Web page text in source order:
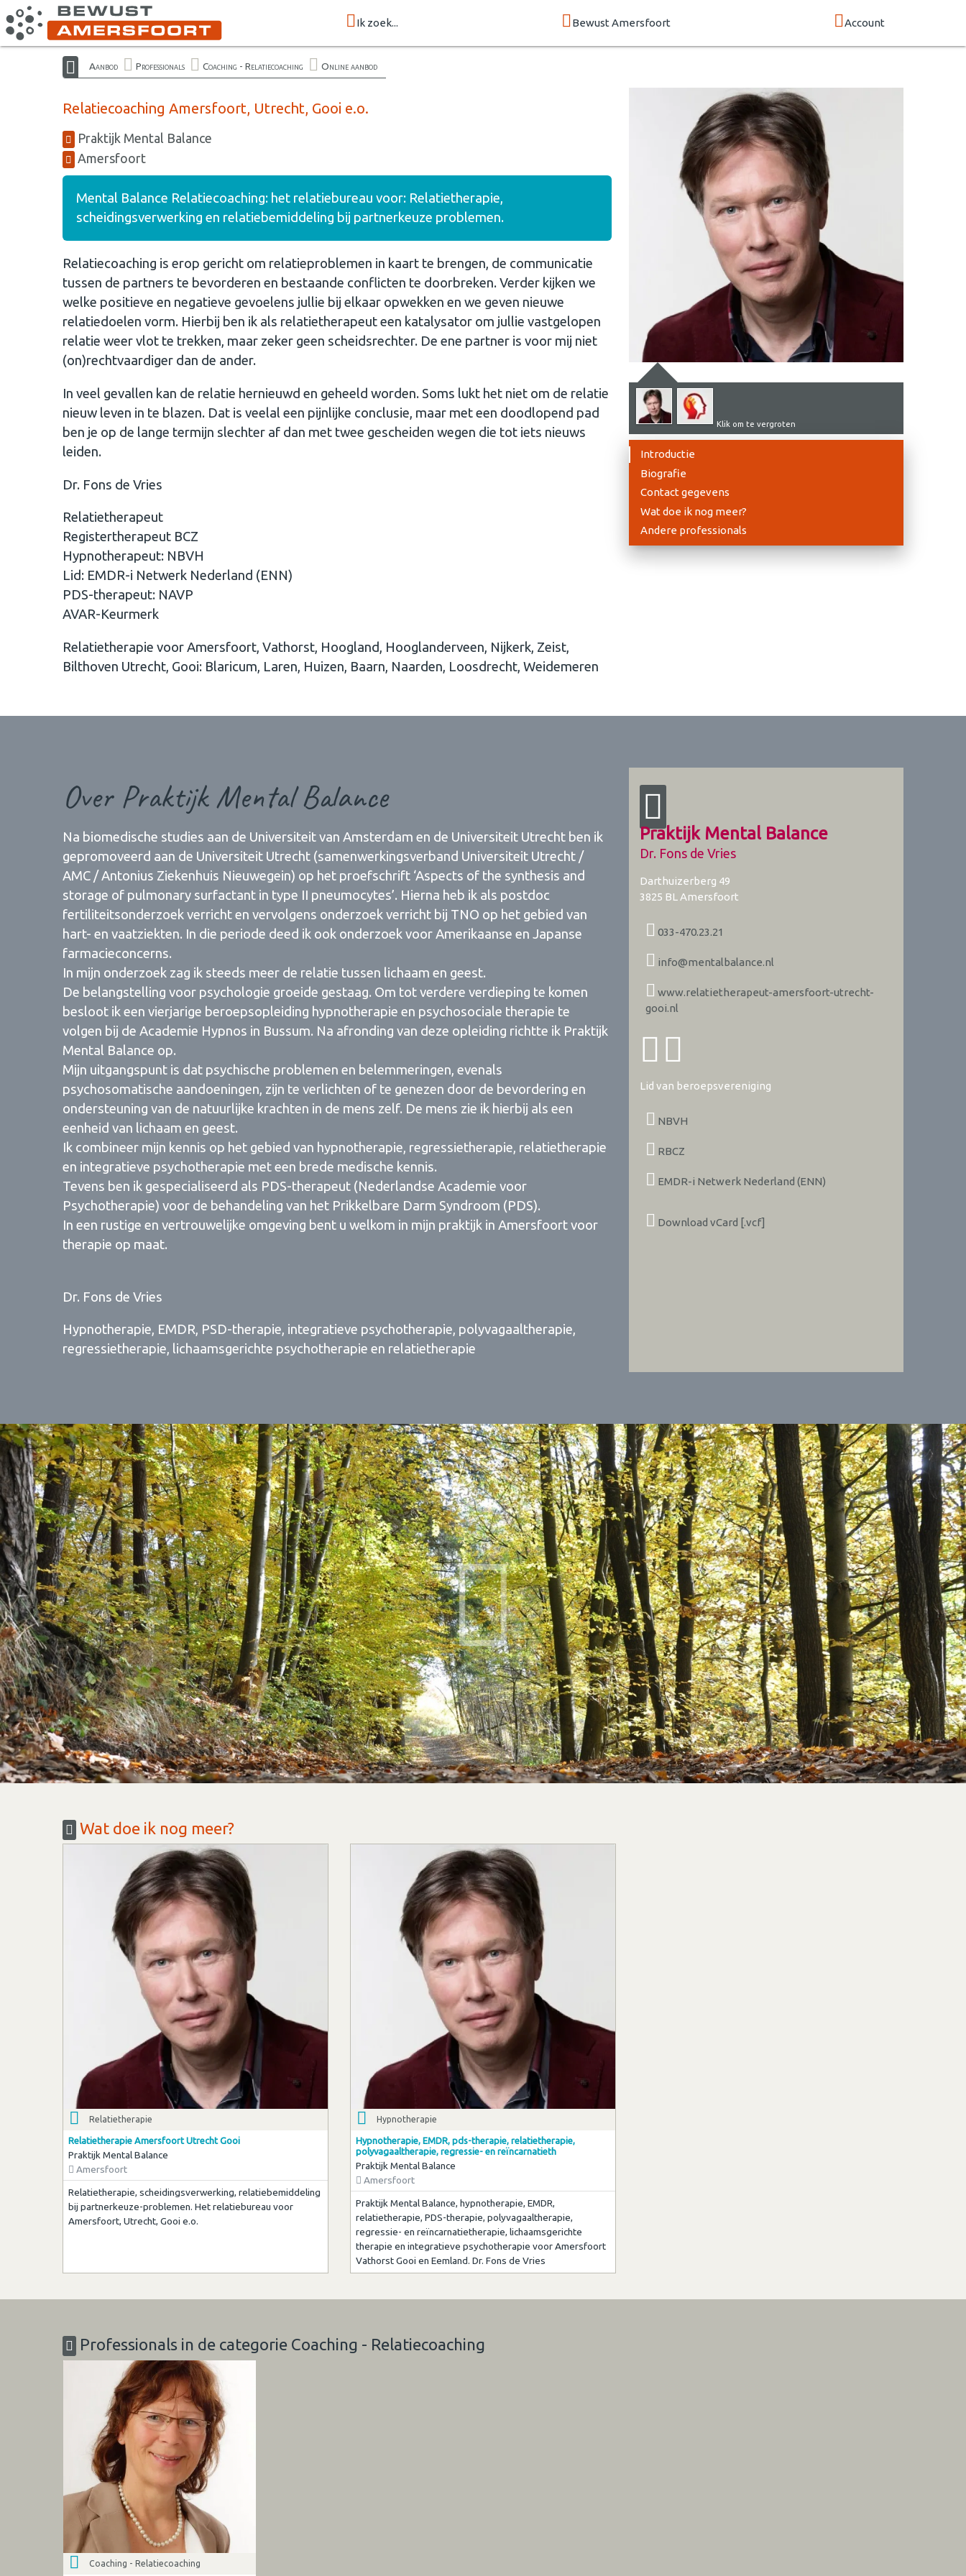
Ik zoek... Bewust Amersfoort Account
Aanbod Professionals Coaching - Relatiecoaching Online aanbod
Relatiecoaching Amersfoort, Utrecht, Gooi e.o.
Praktijk Mental Balance
Amersfoort
Mental Balance Relatiecoaching: het relatiebureau voor: Relatietherapie,
scheidingsverwerking en relatiebemiddeling bij partnerkeuze problemen.
Relatiecoaching is erop gericht om relatieproblemen in kaart te brengen, de communicatie
tussen de partners te bevorderen en bestaande conflicten te doorbreken. Verder kijken we
welke positieve en negatieve gevoelens jullie bij elkaar opwekken en we geven nieuwe
relatiedoelen vorm. Hierbij ben ik als relatietherapeut een katalysator om jullie vastgelopen
relatie weer vlot te trekken, maar zeker geen scheidsrechter. De ene partner is voor mij niet
(on)rechtvaardiger dan de ander.
In veel gevallen kan de relatie hernieuwd en geheeld worden. Soms lukt het niet om de relatie
nieuw leven in te blazen. Dat is veelal een pijnlijke conclusie, maar met een doodlopend pad
ben je op de lange termijn slechter af dan met twee gescheiden wegen die tot iets nieuws
leiden.
Dr. Fons de Vries
Relatietherapeut
Registertherapeut BCZ
Hypnotherapeut: NBVH
Lid: EMDR-i Netwerk Nederland (ENN)
PDS-therapeut: NAVP
AVAR-Keurmerk
Relatietherapie voor Amersfoort, Vathorst, Hoogland, Hooglanderveen, Nijkerk, Zeist,
Bilthoven Utrecht, Gooi: Blaricum, Laren, Huizen, Baarn, Naarden, Loosdrecht, Weidemeren
Klik om te vergroten
Introductie
Biografie
Contact gegevens
Wat doe ik nog meer?
Andere professionals
Over Praktijk Mental Balance
Na biomedische studies aan de Universiteit van Amsterdam en de Universiteit Utrecht ben ik
gepromoveerd aan de Universiteit Utrecht (samenwerkingsverband Universiteit Utrecht /
AMC / Antonius Ziekenhuis Nieuwegein) op het proefschrift ‘Aspects of the synthesis and
storage of pulmonary surfactant in type II pneumocytes’. Hierna heb ik als postdoc
fertiliteitsonderzoek verricht en vervolgens onderzoek verricht bij TNO op het gebied van
hart- en vaatziekten. In die periode deed ik ook onderzoek voor Amerikaanse en Japanse
farmacieconcerns.
In mijn onderzoek zag ik steeds meer de relatie tussen lichaam en geest.
De belangstelling voor psychologie groeide gestaag. Om tot verdere verdieping te komen
besloot ik een vierjarige beroepsopleiding hypnotherapie en psychosociale therapie te
volgen bij de Academie Hypnos in Bussum. Na afronding van deze opleiding richtte ik Praktijk
Mental Balance op.
Mijn uitgangspunt is dat psychische problemen en belemmeringen, evenals
psychosomatische aandoeningen, zijn te verlichten of te genezen door de bevordering en
ondersteuning van de natuurlijke krachten in de mens zelf. De mens zie ik hierbij als een
eenheid van lichaam en geest.
Ik combineer mijn kennis op het gebied van hypnotherapie, regressietherapie, relatietherapie
en integratieve psychotherapie met een brede medische kennis.
Tevens ben ik gespecialiseerd als PDS-therapeut (Nederlandse Academie voor
Psychotherapie) voor de behandeling van het Prikkelbare Darm Syndroom (PDS).
In een rustige en vertrouwelijke omgeving bent u welkom in mijn praktijk in Amersfoort voor
therapie op maat.
Dr. Fons de Vries
Hypnotherapie, EMDR, PSD-therapie, integratieve psychotherapie, polyvagaaltherapie,
regressietherapie, lichaamsgerichte psychotherapie en relatietherapie
Praktijk Mental Balance
Dr. Fons de Vries
Darthuizerberg 49
3825 BL Amersfoort
033-470.23.21
info@mentalbalance.nl
www.relatietherapeut-amersfoort-utrecht-
gooi.nl
Lid van beroepsvereniging
NBVH
RBCZ
EMDR-i Netwerk Nederland (ENN)
Download vCard [.vcf]
Wat doe ik nog meer?
Relatietherapie
Relatietherapie Amersfoort Utrecht Gooi
Praktijk Mental Balance
Amersfoort
Relatietherapie, scheidingsverwerking, relatiebemiddeling
bij partnerkeuze-problemen. Het relatiebureau voor
Amersfoort, Utrecht, Gooi e.o.
Hypnotherapie
Hypnotherapie, EMDR, pds-therapie, relatietherapie,
polyvagaaltherapie, regressie- en reïncarnatieth
Praktijk Mental Balance
Amersfoort
Praktijk Mental Balance, hypnotherapie, EMDR,
relatietherapie, PDS-therapie, polyvagaaltherapie,
regressie- en reïncarnatietherapie, lichaamsgerichte
therapie en integratieve psychotherapie voor Amersfoort
Vathorst Gooi en Eemland. Dr. Fons de Vries
Professionals in de categorie Coaching - Relatiecoaching
Coaching - Relatiecoaching